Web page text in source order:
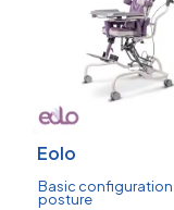
Eolo
Basic configuration
posture